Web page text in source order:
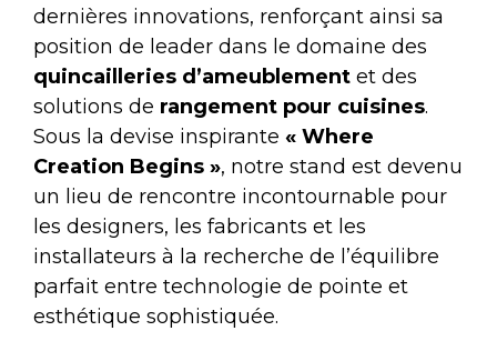
dernières innovations, renforçant ainsi sa
position de leader dans le domaine des
quincailleries d’ameublement et des
solutions de rangement pour cuisines.
Sous la devise inspirante « Where
Creation Begins », notre stand est devenu
un lieu de rencontre incontournable pour
les designers, les fabricants et les
installateurs à la recherche de l’équilibre
parfait entre technologie de pointe et
esthétique sophistiquée.